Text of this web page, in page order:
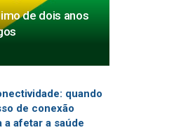
de dois anos
quando
de conexão
a afetar a saúde